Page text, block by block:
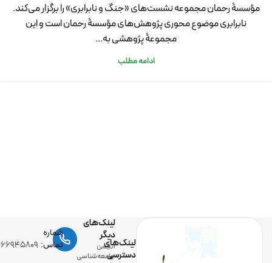
مؤسسۀ رحمان مجموعه نشست‌های «جنگ و نابرابری» را برگزار می‌کند.
نابرابری موضوع محوری پژوهش‌های مؤسسۀ رحمان است و این
مجموعۀ پژوهشی به...
ادامه مطلب
لینک‌های
دسترسی
لینک‌های
دیگر
انجمن
جامعه‌شناسی
شماره
تماس: ۰۲۱-